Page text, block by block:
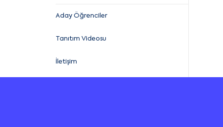
Aday Öğrenciler
Tanıtım Videosu
İletişim